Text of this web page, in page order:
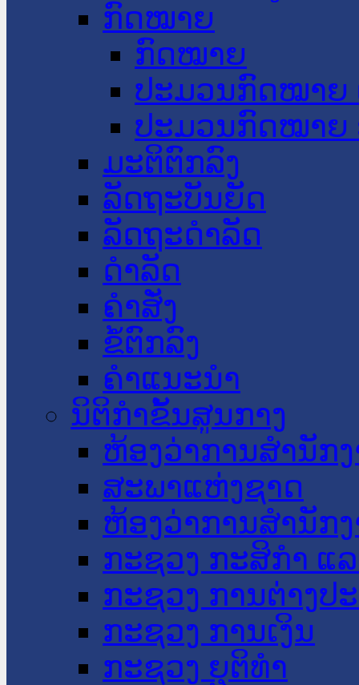
ກົດໝາຍ
ກົດໝາຍ
ປະມວນກົດໝາຍ
ປະມວນກົດໝາຍ
ມະຕິຕົກລົງ
ລັດຖະບັນຍັດ
ລັດຖະດໍາລັດ
ດໍາລັດ
ຄໍາສັ່ງ
ຂໍ້ຕົກລົງ
ຄໍາແນະນໍາ
ນິຕິກໍາຂັ້ນສູນກາງ
ຫ້ອງວ່າການສໍານັກ
ສະພາແຫ່ງຊາດ
ຫ້ອງວ່າການສຳນັກ
ກະຊວງ ກະສິກຳ ແ
ກະຊວງ ການຕ່າງປ
ກະຊວງ ການເງິນ
ກະຊວງ ຍຸຕິທໍາ